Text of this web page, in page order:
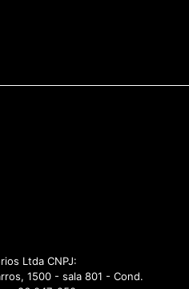
Ltda CNPJ:
1500 - sala 801 - Cond.